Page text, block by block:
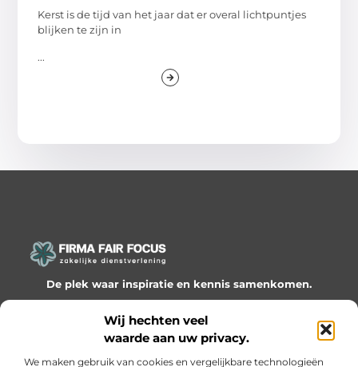
Wij hechten veel
waarde aan uw privacy.
We maken gebruik van cookies en vergelijkbare technologieën
Kerst is de tijd van het jaar dat er overal lichtpuntjes
blijken te zijn in
...
De plek waar inspiratie en kennis samenkomen.
Ontdek onze blogs en artikelen en laat je verrassen door
waardevolle inzichten en nieuwe ideeën!
Bericht categorie